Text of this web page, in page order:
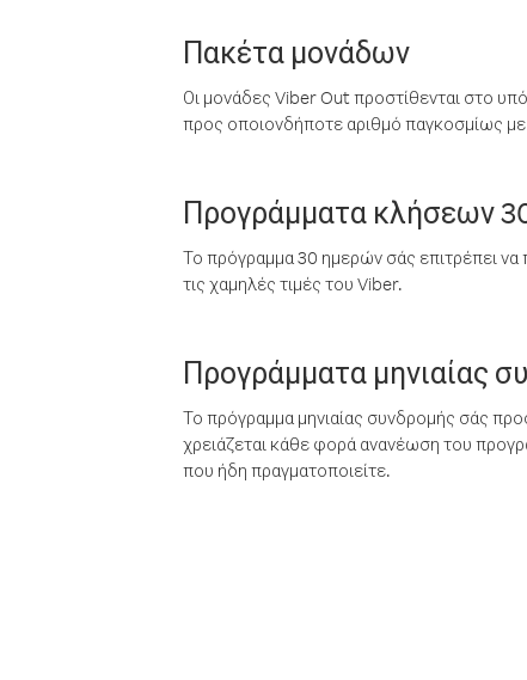
Πακέτα μονάδων
Οι μονάδες Viber Out προστίθενται στο
προς οποιονδήποτε αριθμό παγκοσμίως με
Προγράμματα κλήσεων
Το πρόγραμμα 30 ημερών σάς επιτρέπει να
τις χαμηλές τιμές του Viber.
Προγράμματα μηνιαίας
Το πρόγραμμα μηνιαίας συνδρομής σάς
χρειάζεται κάθε φορά ανανέωση του
που ήδη πραγματοποιείτε.